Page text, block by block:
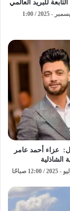
للبريد العالمي
الثلاثاء - 16 ديسمبر - 2025 / 1:00
عزاء أحمد عامر
الشاذلية